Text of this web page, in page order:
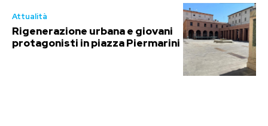
Attualità
Rigenerazione urbana e giovani
protagonisti in piazza Piermarini